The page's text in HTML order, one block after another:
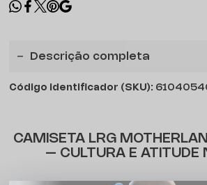
Descrição completa
Código identificador (SKU):
CAMISETA LRG
– CULTURA E ATITUDE